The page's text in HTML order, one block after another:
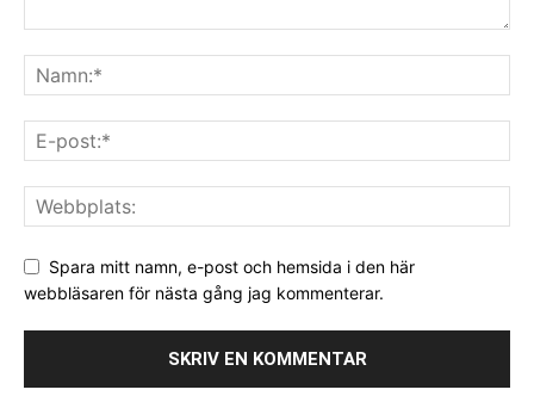
Spara mitt namn, e-post och hemsida i den här
webbläsaren för nästa gång jag kommenterar.